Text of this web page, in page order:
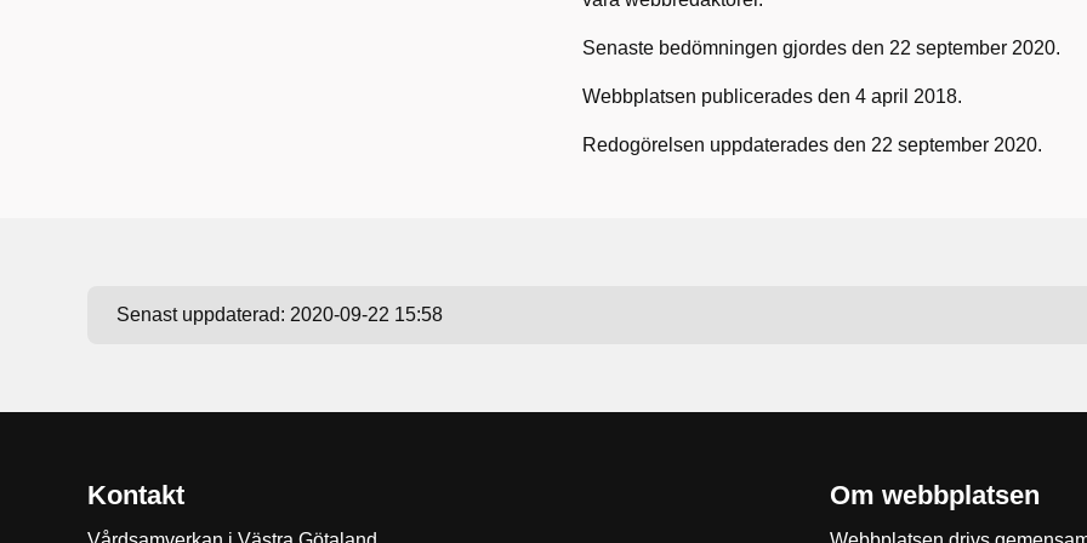
Senaste bedömningen gjordes den 22 september 2020.
Webbplatsen publicerades den 4 april 2018.
Redogörelsen uppdaterades den 22 september 2020.
Senast uppdaterad: 2020-09-22 15:58
Kontakt Om webbplatsen